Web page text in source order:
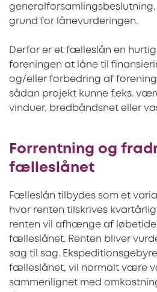
grund for lånevurderingen.
Derfor er et fælleslån en
foreningen at låne til
og/eller forbedring af
sådan projekt kunne f.eks.
vinduer, bredbåndsnet eller
Forrentning og
fælleslånet
Fælleslån tilbydes som et
hvor renten tilskrives
renten vil afhænge af
fælleslånet. Renten bliver
sag til sag.
fælleslånet, vil normalt være
sammenlignet med